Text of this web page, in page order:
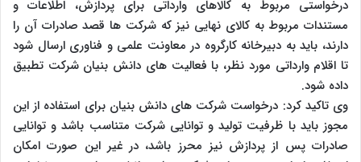
درخواستی مربوط به کالاهای وارداتی برای پردازش، اطلاعات و
مستندات مربوط به کالای نهایی نیز که شرکت ها قصد صادرات آن را
دارند، باید به دبیرخانه کارگروه در معاونت علمی و فناوری ارسال شود
تا اقلام وارداتی مورد نظر، با فعالیت های دانش بنیان شرکت تطبیق
داده شود.
وی تاکید کرد: درخواست شرکت های دانش بنیان برای استفاده از این
مجوز باید با ظرفیت تولید و توانایی شرکت متناسب باشد و توانایی
صادرات پس از پردازش نیز محرز باشد، در غیر این صورت امکان